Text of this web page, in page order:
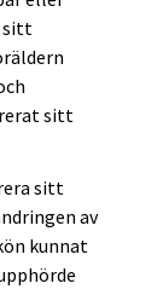
sitt
sitt
sitt
av
kunnat